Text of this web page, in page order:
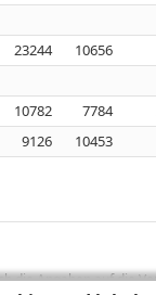
23244 10656
10782 7784
9126 10453
die Angaben auf die